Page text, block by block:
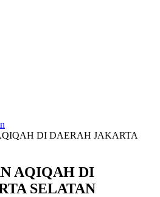
DI DAERAH JAKARTA
AQIQAH DI
SELATAN